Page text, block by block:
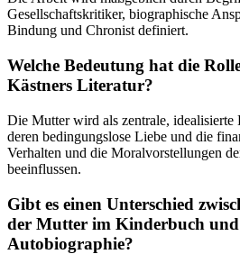
Gesellschaftskritiker, biographische
Bindung und Chronist definiert.
Welche Bedeutung hat die
Kästners Literatur?
Die Mutter wird als zentrale, idealisierte
deren bedingungslose Liebe und die
Verhalten und die Moralvorstellungen
beeinflussen.
Gibt es einen Unterschied
der Mutter im Kinderbuch
Autobiographie?